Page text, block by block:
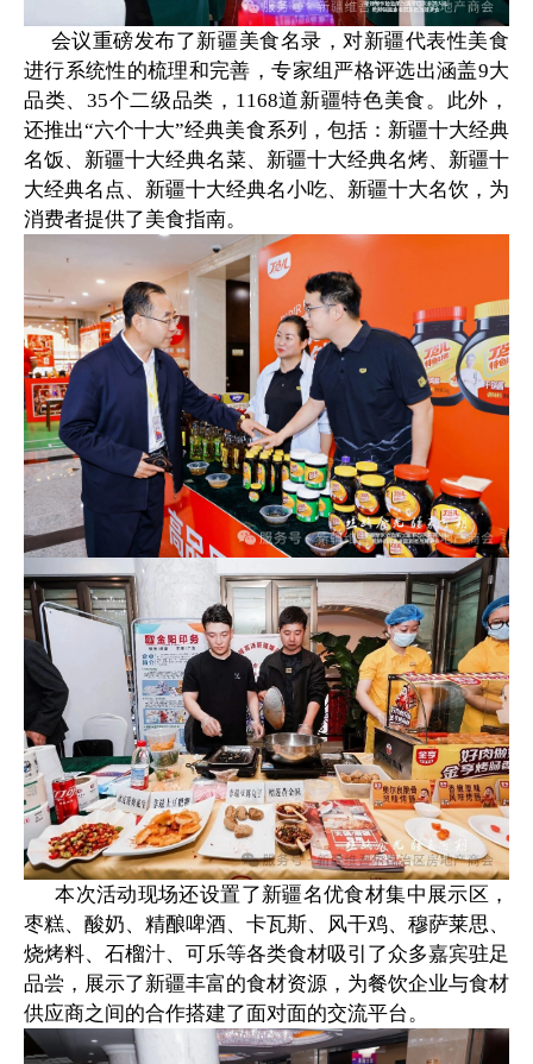
会议重磅发布了新疆美食名录，对新疆代表性美食
进行系统性的梳理和完善，专家组严格评选出涵盖9大
品类、35个二级品类，1168道新疆特色美食。此外，
还推出“六个十大”经典美食系列，包括：新疆十大经典
名饭、新疆十大经典名菜、新疆十大经典名烤、新疆十
大经典名点、新疆十大经典名小吃、新疆十大名饮，为
消费者提供了美食指南。
本次活动现场还设置了新疆名优食材集中展示区，
枣糕、酸奶、精酿啤酒、卡瓦斯、风干鸡、穆萨莱思、
烧烤料、石榴汁、可乐等各类食材吸引了众多嘉宾驻足
品尝，展示了新疆丰富的食材资源，为餐饮企业与食材
供应商之间的合作搭建了面对面的交流平台。